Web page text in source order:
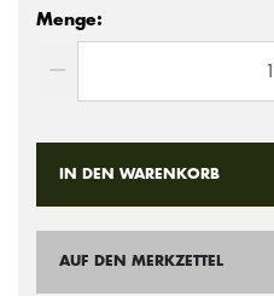
Menge:
IN DEN WARENKORB
AUF DEN MERKZETTEL